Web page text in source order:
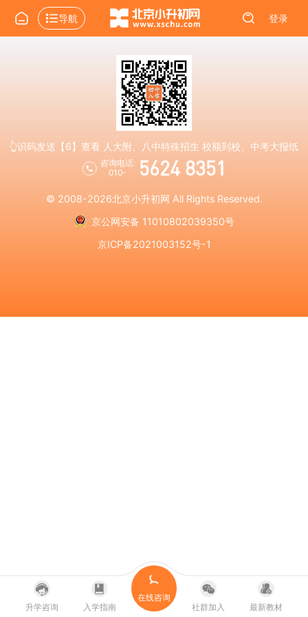
导航 登录
👆识码发送【6】查看 人大附、八中特殊招生 校额到校、中考大报纸
咨询电话:
010-
5624 8351
© 2008-2026北京小升初网 All Rights Reserved.
京公网安备 11010802039350号
京ICP备2021003152号-1
升学咨询 入学指南
在线咨询
社群加入
最新教材